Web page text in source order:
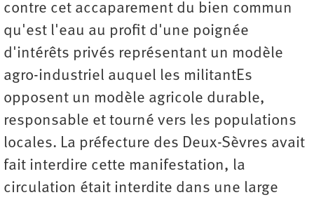
contre cet accaparement du bien commun
qu'est l'eau au profit d'une poignée
d'intérêts privés représentant un modèle
agro-industriel auquel les militantEs
opposent un modèle agricole durable,
responsable et tourné vers les populations
locales. La préfecture des Deux-Sèvres avait
fait interdire cette manifestation, la
circulation était interdite dans une large